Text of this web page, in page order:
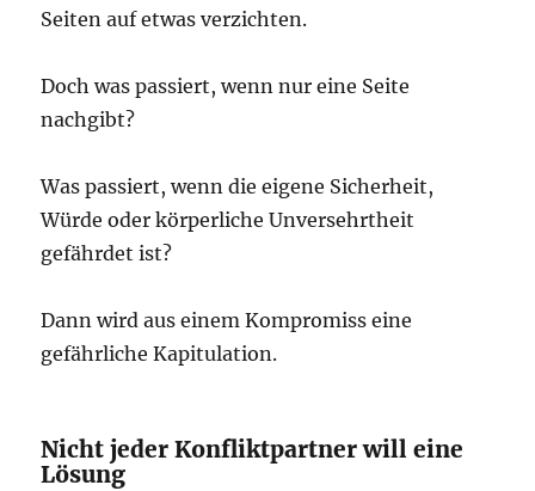
Seiten auf etwas verzichten.
Doch was passiert, wenn nur eine Seite
nachgibt?
Was passiert, wenn die eigene Sicherheit,
Würde oder körperliche Unversehrtheit
gefährdet ist?
Dann wird aus einem Kompromiss eine
gefährliche Kapitulation.
Nicht jeder Konfliktpartner will eine
Lösung